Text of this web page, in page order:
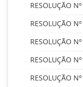
RESOLUÇÃO
RESOLUÇÃO
RESOLUÇÃO
RESOLUÇÃO
RESOLUÇÃO